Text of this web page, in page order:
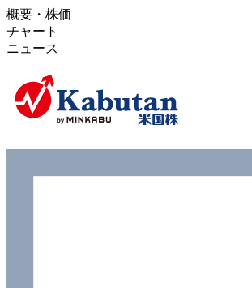
概要・株価
チャート
ニュース